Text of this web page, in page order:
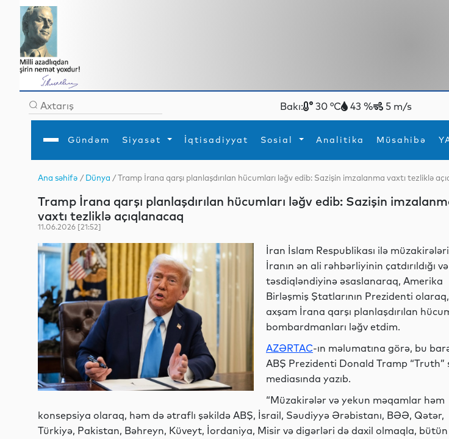
Bakı: 30 °C 43 % 5 m/s
Gündəm Siyasət İqtisadiyyat Sosial Analitika Müsahibə
Ana səhifə
Gündəm
İqtisadiyyat
YAP
Analitika
Mədəniyyət
Müsahibə
MEDİA
Xarici siyasət
Daxili siyasət
Turizm
Diaspor
İdmanYeni texnologiyalar
Ana səhifə /Dünya / Tramp İrana qarşı planlaşdırılan hücumları ləğv edib: Sazişin imzalanma vaxtı tezliklə
Tramp İrana qarşı planlaşdırılan hücumları ləğv edib: Sazişin
vaxtı tezliklə açıqlanacaq
11.06.2026 [21:52]
İran İslam Respublikası ilə
İranın ən ali rəhbərliyinin çatdırıldığı və
təsdiqləndiyinə əsaslanaraq, Amerika
Birləşmiş Ştatlarının Prezidenti
axşam İrana qarşı planlaşdırılan
bombardmanları ləğv etdim.
AZƏRTAC-ın məlumatına görə, bu
ABŞ Prezidenti Donald Tramp “Truth”
mediasında yazıb.
“Müzakirələr və yekun məqamlar həm
konsepsiya olaraq, həm də ətraflı şəkildə ABŞ, İsrail, Səudiyyə Ərəbistanı, BƏƏ, Qətər,
Türkiyə, Pakistan, Bəhreyn, Küveyt, İordaniya, Misir və digərləri də daxil olmaqla,